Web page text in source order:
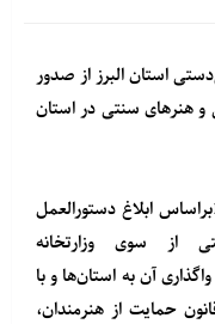
استان البرز از صدور
و هنر‌ها‌ی سنتی در استان
ابلاغ دستورالعمل
از سوی وزارتخانه
آن به استان‌ها و با
حمایت از هنرمندان،